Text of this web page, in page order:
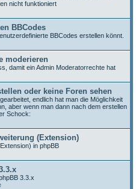
nicht funktioniert
BBCodes
BBCodes erstellen könnt.
moderieren
damit ein Admin Moderatorrechte hat
oder keine Foren sehen
endlich hat man die Möglichkeit
aber wenn man dann nach dem erstellen
Schock:
(Extension)
in phpBB
3.3.x